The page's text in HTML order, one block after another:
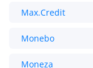
Max.Credit
Monebo
Moneza